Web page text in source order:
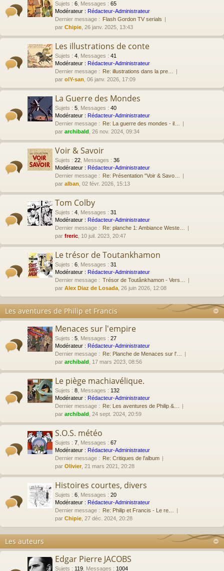
Sujets : 6 Messages : 65
Modérateur : Rédacteur-Administrateur
Dernier message : Flash Gordon TV serials
par Chipie , 26 janv. 2025, 13:43
Les illustrations de conte
Sujets : 4 Messages : 41
Modérateur : Rédacteur-Administrateur
Dernier message : Re: illustrations dans la pre…
par olY-san , 06 janv. 2026, 17:09
La Guerre des Mondes
Sujets : 5 Messages : 40
Modérateur : Rédacteur-Administrateur
Dernier message : Re: La guerre des mondes - il…
par archibald , 26 nov. 2024, 09:34
Voir & Savoir
Sujets : 22 Messages : 36
Modérateur : Rédacteur-Administrateur
Dernier message : Re: Présentation "Voir & Savo…
par alban , 02 févr. 2026, 15:13
Tom Colby
Sujets : 4 Messages : 31
Modérateur : Rédacteur-Administrateur
Dernier message : Re: planche 1: Ambiance Weste…
par freric , 10 juil. 2023, 20:47
Le trésor de Toutankhamon
Sujets : 6 Messages : 31
Modérateur : Rédacteur-Administrateur
Dernier message : Trésor de Toutânkhamon - Vers…
par Alex Diaz de Losada , 26 juin 2026, 12:08
Les aventures de Philip et Francis
Menaces sur l'empire
Sujets : 5 Messages : 27
Modérateur : Rédacteur-Administrateur
Dernier message : Re: Planche de Menaces sur l'…
par archibald , 17 mars 2023, 08:56
Le piège machiavélique.
Sujets : 8 Messages : 132
Modérateur : Rédacteur-Administrateur
Dernier message : Re: Les aventures de Philip &…
par archibald , 24 sept. 2024, 20:59
S.O.S. météo
Sujets : 7 Messages : 67
Modérateur : Rédacteur-Administrateur
Dernier message : Re: Critiques de l'album
par Olivier , 21 mars 2021, 20:28
Histoires courtes, divers
Sujets : 6 Messages : 20
Modérateur : Rédacteur-Administrateur
Dernier message : Re: Philip et Francis - Le re…
par Chipie , 27 déc. 2024, 20:28
Les auteurs
Edgar Pierre JACOBS
Sujets : 119 Messages : 1004